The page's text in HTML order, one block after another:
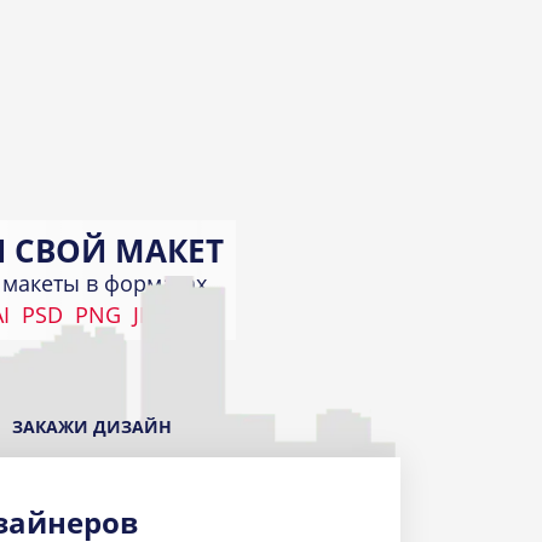
СВОЙ МАКЕТ
в форматах
PSD PNG JPEG
ЗАКАЖИ ДИЗАЙН